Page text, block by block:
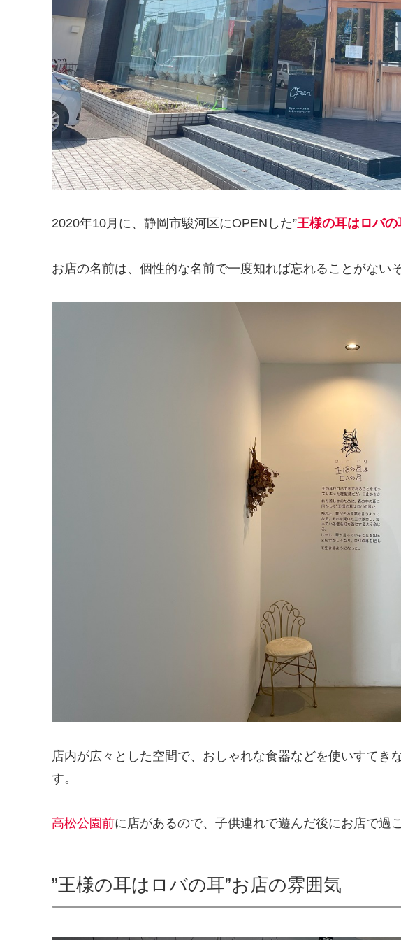
2020年10月に、静岡市駿河区にOPENした”王様の耳はロバの
お店の名前は、個性的な名前で一度知れば忘れることがない
店内が広々とした空間で、おしゃれな食器などを使いすてき
す。
高松公園前に店があるので、子供連れで遊んだ後にお店で過
”王様の耳はロバの耳”お店の雰囲気